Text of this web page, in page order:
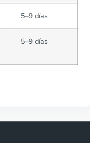
5–9 días
5–9 días